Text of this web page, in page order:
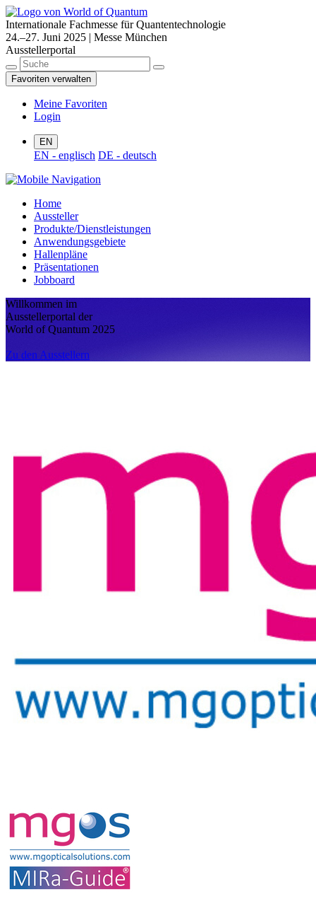
Internationale Fachmesse für Quantentechnologie
24.–27. Juni 2025 | Messe München
Ausstellerportal
Favoriten verwalten
Meine Favoriten
Login
EN
EN - englisch DE - deutsch
Home
Aussteller
Produkte/Dienstleistungen
Anwendungsgebiete
Hallenpläne
Präsentationen
Jobboard
Willkommen im
Ausstellerportal der
World of Quantum 2025
Zu den Ausstellern